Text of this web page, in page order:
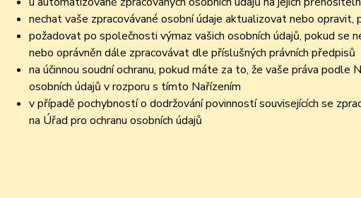
nechat vaše zpracovávané osobní údaje aktualizovat nebo opravit,
požadovat po společnosti výmaz vašich osobních údajů, pokud se
nebo oprávněn dále zpracovávat dle příslušných právních předpisů
na účinnou soudní ochranu, pokud máte za to, že vaše práva podle
osobních údajů v rozporu s tímto Nařízením
v případě pochybností o dodržování povinností souvisejících se
na Úřad pro ochranu osobních údajů